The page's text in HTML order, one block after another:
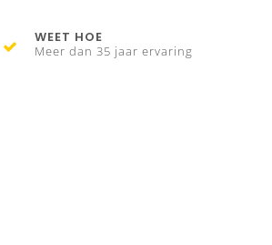
WEET HOE
Meer dan 35 jaar ervaring